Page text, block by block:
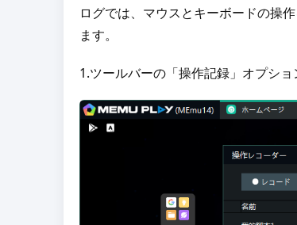
ログでは、マウスとキーボードの操
ます。
1.ツールバーの「操作記録」オプシ